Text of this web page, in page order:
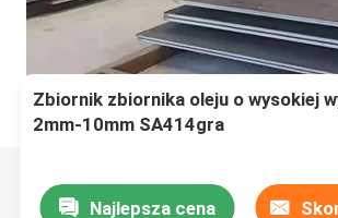
Zbiornik zbiornika oleju o wysokiej
2mm-10mm SA414gra
Najlepsza cena